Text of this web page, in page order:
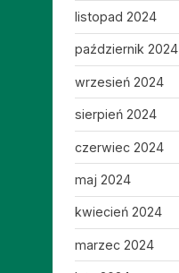
listopad 2024
październik 2024
wrzesień 2024
sierpień 2024
czerwiec 2024
maj 2024
kwiecień 2024
marzec 2024